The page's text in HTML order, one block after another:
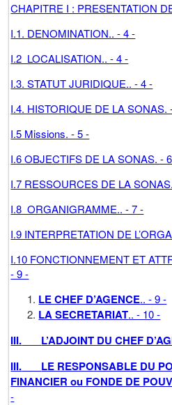
CHAPITRE I : PRESENTATION
I.1. DENOMINATION.. - 4 -
I.2 LOCALISATION.. - 4 -
I.3. STATUT JURIDIQUE.. - 4 -
I.4. HISTORIQUE DE LA SONAS.
I.5 Missions. - 5 -
I.6 OBJECTIFS DE LA SONAS. -
I.7 RESSOURCES DE LA
I.8 ORGANIGRAMME.. - 7 -
I.9 INTERPRETATION DE
I.10 FONCTIONNEMENT ET
- 9 -
LE CHEF D’AGENCE.. - 9 -
LA SECRETARIAT.. - 10 -
III. L’ADJOINT DU CHEF
III.
LE RESPONSABLE DU
FINANCIER ou FONDE DE
-